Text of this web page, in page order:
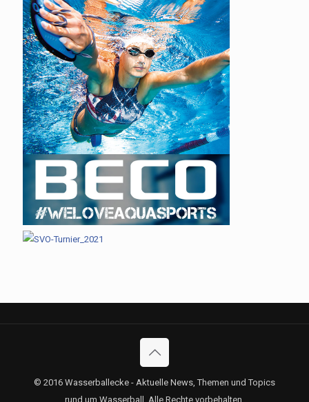
© 2016 Wasserballecke - Aktuelle News, Themen und Topics
rund um Wasserball. Alle Rechte vorbehalten.